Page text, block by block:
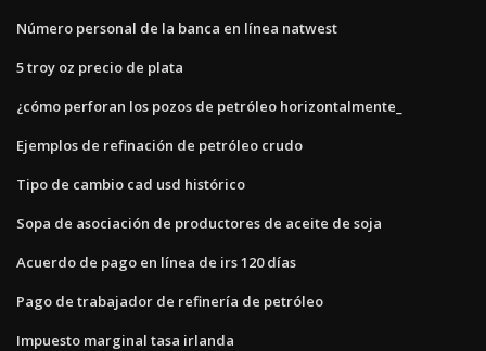
Número personal de la banca en línea natwest
5 troy oz precio de plata
¿cómo perforan los pozos de petróleo horizontalmente_
Ejemplos de refinación de petróleo crudo
Tipo de cambio cad usd histórico
Sopa de asociación de productores de aceite de soja
Acuerdo de pago en línea de irs 120 días
Pago de trabajador de refinería de petróleo
Impuesto marginal tasa irlanda